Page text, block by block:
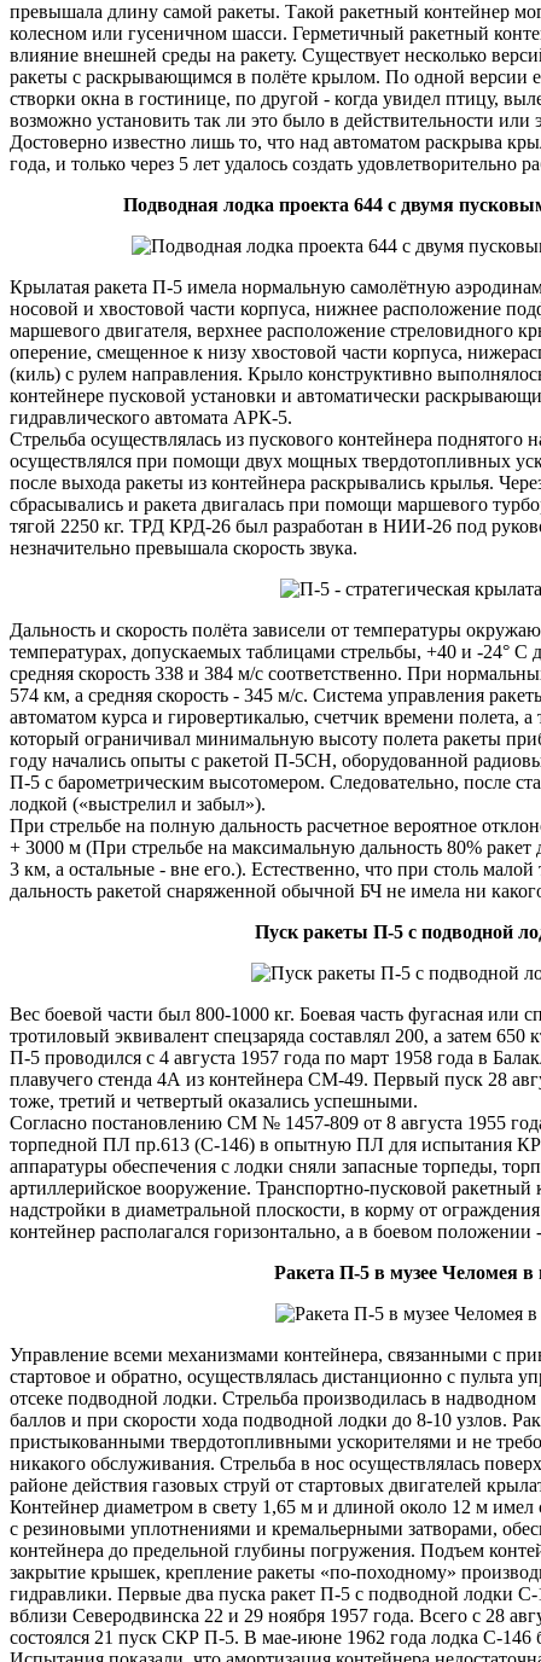
превышала длину самой ракеты. Такой ракетный контейнер
колесном или гусеничном шасси. Герметичный ракетный
влияние внешней среды на ракету. Существует несколько
ракеты с раскрывающимся в полёте крылом. По одной версии
створки окна в гостинице, по другой - когда увидел птицу,
возможно установить так ли это было в действительности
Достоверно известно лишь то, что над автоматом раскрыва
года, и только через 5 лет удалось создать удовлетворительно
Подводная лодка проекта 644 с двумя
Крылатая ракета П-5 имела нормальную самолётную
носовой и хвостовой части корпуса, нижнее расположение
маршевого двигателя, верхнее расположение стреловидного
оперение, смещенное к низу хвостовой части корпуса,
(киль) с рулем направления. Крыло конструктивно
контейнере пусковой установки и автоматически
гидравлического автомата АРК-5.
Стрельба осуществлялась из пускового контейнера
осуществлялся при помощи двух мощных твердотопливных
после выхода ракеты из контейнера раскрывались крылья.
сбрасывались и ракета двигалась при помощи маршевого
тягой 2250 кг. ТРД КРД-26 был разработан в НИИ-26 под
незначительно превышала скорость звука.
Дальность и скорость полёта зависели от температуры
температурах, допускаемых таблицами стрельбы, +40 и -24° С
средняя скорость 338 и 384 м/с соответственно. При
574 км, а средняя скорость - 345 м/с. Система управления
автоматом курса и гировертикалью, счетчик времени полета,
который ограничивал минимальную высоту полета ракеты
году начались опыты с ракетой П-5СН, оборудованной
П-5 с барометрическим высотомером. Следовательно, после
лодкой («выстрелил и забыл»).
При стрельбе на полную дальность расчетное вероятное
+ 3000 м (При стрельбе на максимальную дальность 80%
3 км, а остальные - вне его.). Естественно, что при столь
дальность ракетой снаряженной обычной БЧ не имела ни
Пуск ракеты П-5 с подводной
Вес боевой части был 800-1000 кг. Боевая часть фугасная или
тротиловый эквивалент спецзаряда составлял 200, а затем
П-5 проводился с 4 августа 1957 года по март 1958 года в
плавучего стенда 4А из контейнера СМ-49. Первый пуск 28
тоже, третий и четвертый оказались успешными.
Согласно постановлению СМ № 1457-809 от 8 августа 1955
торпедной ПЛ пр.613 (С-146) в опытную ПЛ для испытания КР
аппаратуры обеспечения с лодки сняли запасные торпеды,
артиллерийское вооружение. Транспортно-пусковой ракетный
надстройки в диаметральной плоскости, в корму от
контейнер располагался горизонтально, а в боевом положении
Ракета П-5 в музее Челомея в
Управление всеми механизмами контейнера, связанными с
стартовое и обратно, осуществлялась дистанционно с пульта
отсеке подводной лодки. Стрельба производилась в
баллов и при скорости хода подводной лодки до 8-10 узлов.
пристыкованными твердотопливными ускорителями и не
никакого обслуживания. Стрельба в нос осуществлялась
районе действия газовых струй от стартовых двигателей
Контейнер диаметром в свету 1,65 м и длиной около 12 м
с резиновыми уплотнениями и кремальерными затворами,
контейнера до предельной глубины погружения. Подъем
закрытие крышек, крепление ракеты «по-походному»
гидравлики. Первые два пуска ракет П-5 с подводной лодки
вблизи Северодвинска 22 и 29 ноября 1957 года. Всего с 28
состоялся 21 пуск СКР П-5. В мае-июне 1962 года лодка С-146